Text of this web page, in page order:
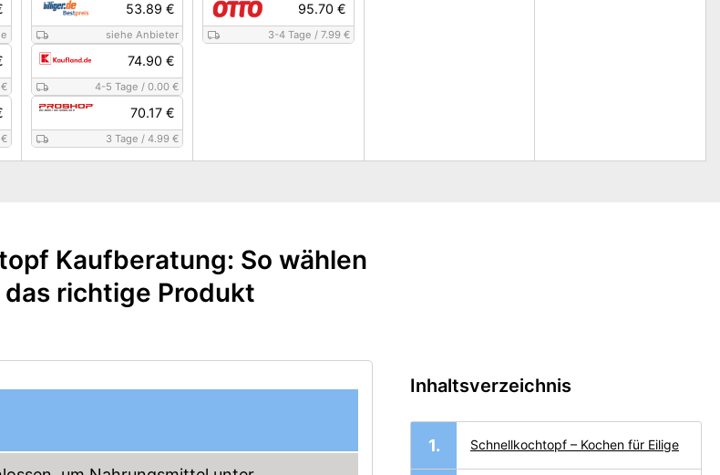
53.89 €
siehe Anbieter
74.90 €
4-5 Tage / 0.00 €
70.17 €
3 Tage / 4.99 €
95.70 €
3-4 Tage / 7.99 €
Kaufberatung: So wählen
das richtige Produkt
Inhaltsverzeichnis
Schnellkochtopf – Kochen für Eilige